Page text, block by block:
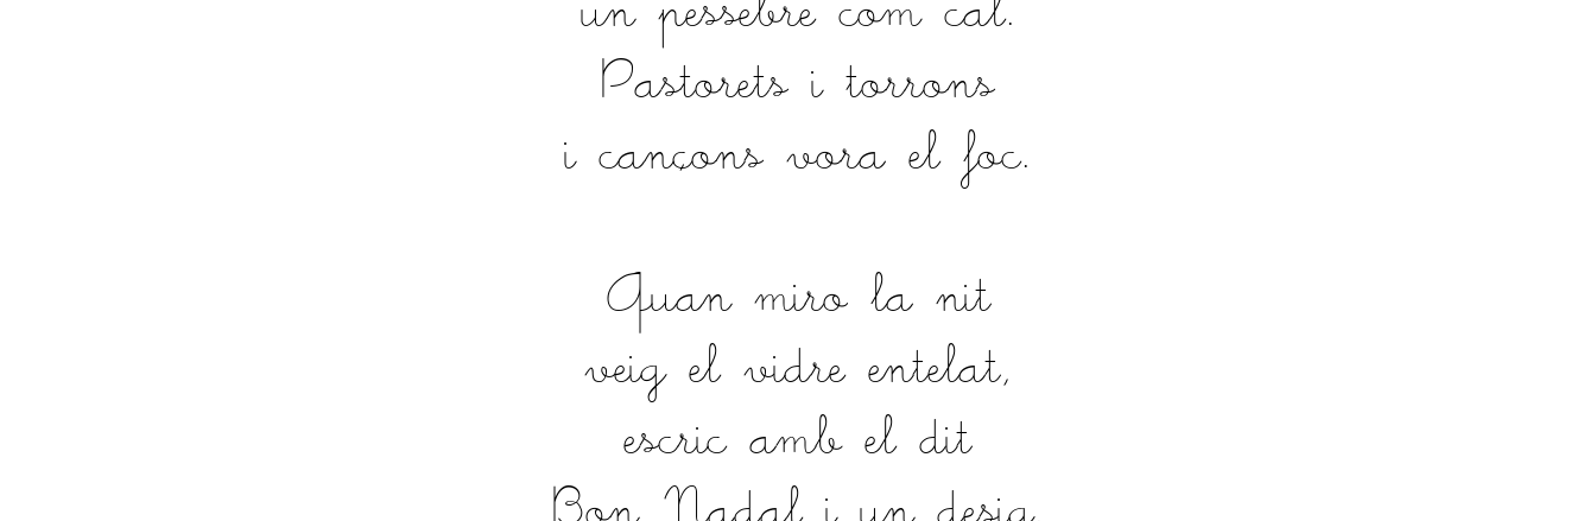
un pessebre com cal.
Pastorets i torrons
i cançons vora el foc.
Quan miro la nit
veig el vidre entelat,
escric amb el dit